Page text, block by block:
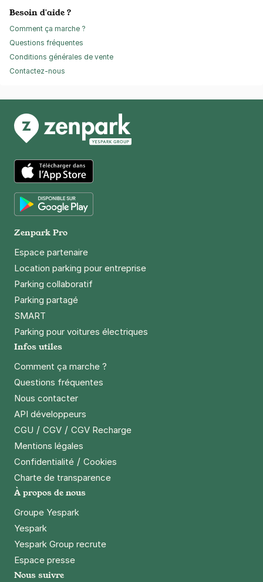
Besoin d'aide ?
Comment ça marche ?
Questions fréquentes
Conditions générales de vente
Contactez-nous
App Store
Zenpark Pro
Espace partenaire
Location parking pour entreprise
Parking collaboratif
Parking partagé
SMART
Parking pour voitures électriques
Infos utiles
Comment ça marche ?
Questions fréquentes
Nous contacter
API développeurs
CGU / CGV / CGV Recharge
Mentions légales
Confidentialité / Cookies
Charte de transparence
À propos de nous
Groupe Yespark
Yespark
Yespark Group recrute
Espace presse
Nous suivre